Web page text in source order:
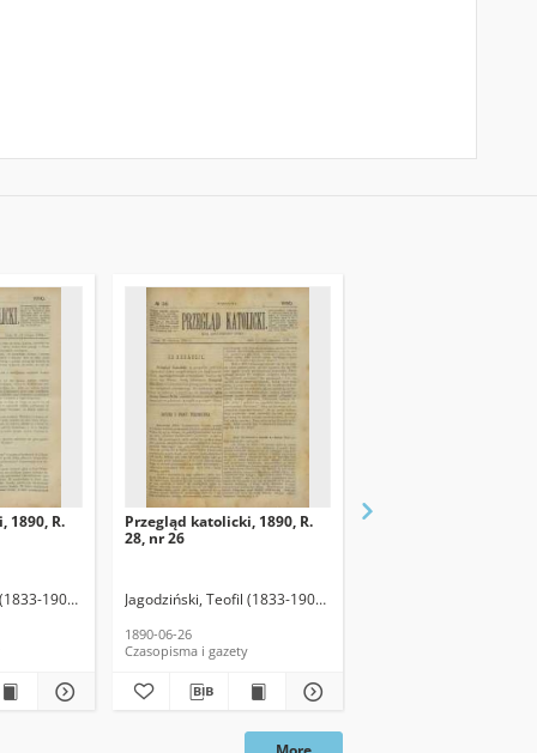
1890, R.
1907). Red.
Przegląd katolicki, 1890, R.
28, nr 26
Jagodziński, Teofil (1833-1907). Red.
1890-06-26
Czasopisma i gazety